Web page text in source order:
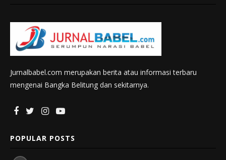
Jurnalbabel.com merupakan berita atau informasi terbaru
mengenai Bangka Belitung dan sekitarnya.
POPULAR POSTS